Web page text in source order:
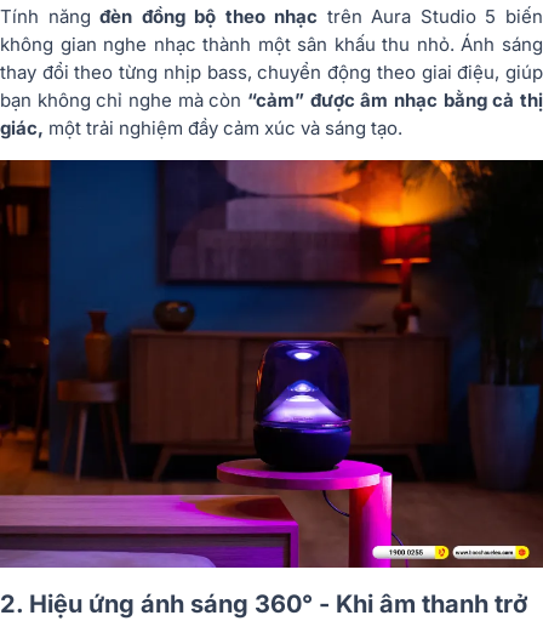
Tính năngđèn đồng bộ theo nhạc trên Aura Studio 5 biến
không gian nghe nhạc thành một sân khấu thu nhỏ. Ánh sáng
thay đổi theo từng nhịp bass, chuyển động theo giai điệu, giúp
bạn không chỉ nghe mà còn “cảm” được âm nhạc bằng cả thị
giác, một trải nghiệm đầy cảm xúc và sáng tạo.
2. Hiệu ứng ánh sáng 360° - Khi âm thanh trở